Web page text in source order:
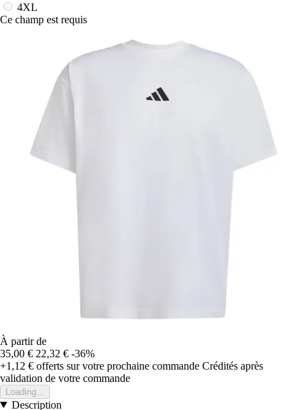
4XL
Ce champ est requis
À partir de
35,00 € 22,32 € -36%
+1,12 € offerts sur votre prochaine commande Crédités après
validation de votre commande
Loading...
Description